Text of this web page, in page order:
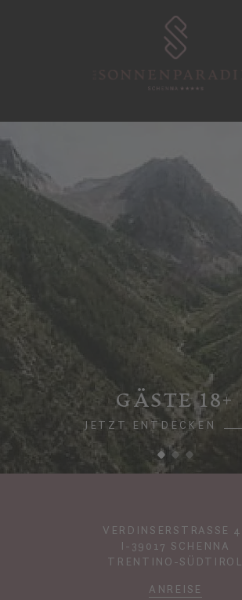
GÄSTE 18+
JETZT ENTDECKEN
VERDINSERSTRASSE 41
I-39017 SCHENNA
TRENTINO-SÜDTIROL
ANREISE